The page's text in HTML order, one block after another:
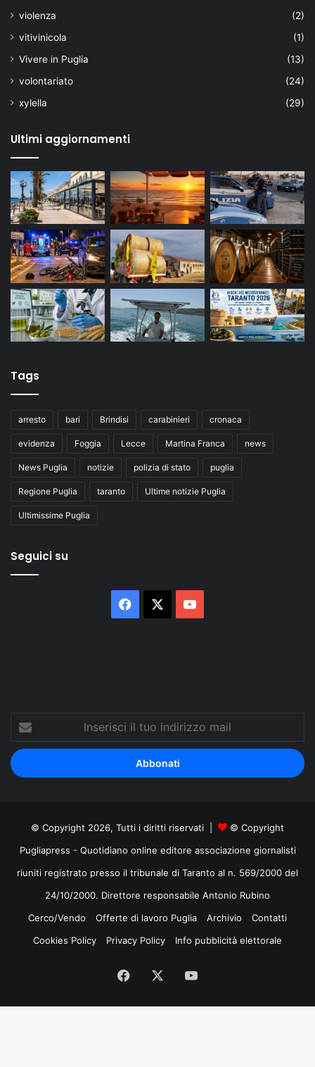
violenza
(2)
vitivinicola
(1)
Vivere in Puglia
(13)
volontariato
(24)
xylella
(29)
Ultimi aggiornamenti
Tags
arresto bari Brindisi carabinieri cronaca
evidenza Foggia Lecce Martina Franca news
News Puglia notizie polizia di stato puglia
Regione Puglia taranto Ultime notizie Puglia
Ultimissime Puglia
Seguici su
Facebook
Inserisci
tuo
indirizzo
mail
© Copyright 2026, Tutti i diritti riservati |
© Copyright
Pugliapress - Quotidiano online editore associazione giornalisti
riuniti registrato presso il tribunale di Taranto al n. 569/2000 del
24/10/2000. Direttore responsabile Antonio Rubino
Cerco/Vendo
Offerte di lavoro Puglia Archivio
Contatti
Cookies Policy
Privacy Policy Info pubblicità elettorale
Facebook
Tube